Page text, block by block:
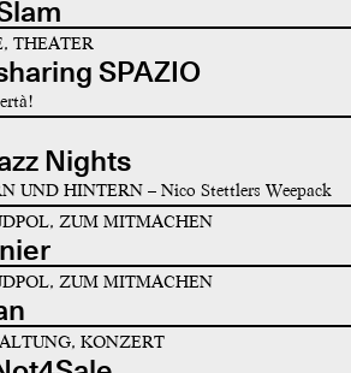
THEATER
SPAZIO
Nights
UND HINTERN – Nico Stettlers Weepack
ZUM MITMACHEN
ZUM MITMACHEN
KONZERT